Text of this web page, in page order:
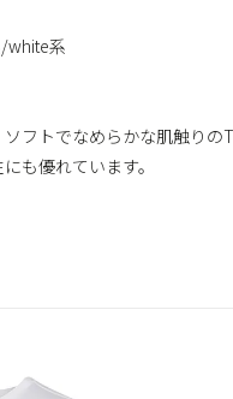
white系
フトでなめらかな肌触りのT
も優れています。